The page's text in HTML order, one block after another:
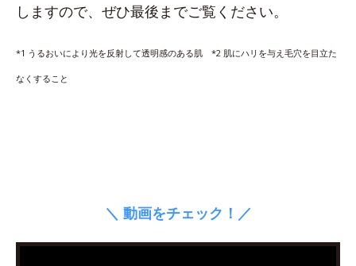
しますので、ぜひ最後までご覧ください。
*1 うるおいにより光を反射して透明感のある肌 *2 肌にハリを与え毛穴を目立た
なくすること
＼ 動画をチェック！／